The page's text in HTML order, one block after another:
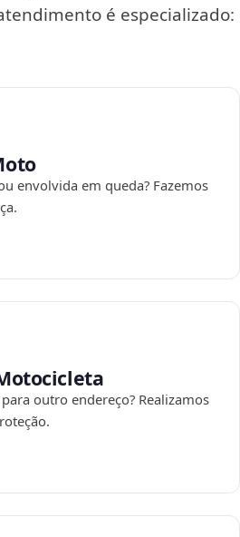
é especializado:
envolvida em queda? Fazemos
outro endereço? Realizamos